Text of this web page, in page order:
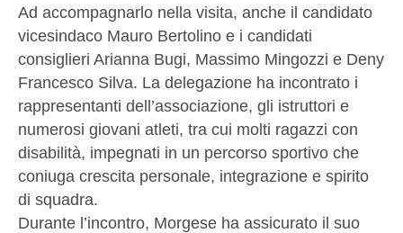
Ad accompagnarlo nella visita, anche il candidato
vicesindaco Mauro Bertolino e i candidati
consiglieri Arianna Bugi, Massimo Mingozzi e Deny
Francesco Silva. La delegazione ha incontrato i
rappresentanti dell’associazione, gli istruttori e
numerosi giovani atleti, tra cui molti ragazzi con
disabilità, impegnati in un percorso sportivo che
coniuga crescita personale, integrazione e spirito
di squadra.
Durante l’incontro, Morgese ha assicurato il suo